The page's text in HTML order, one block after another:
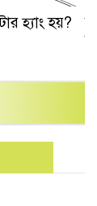
হ্যাং হয়?